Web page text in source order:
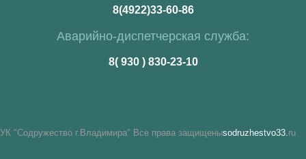
8(4922)33-60-86
Аварийно-диспетчерская служба:
8( 930 ) 830-23-10
УК "Содружество г.Владимира" Все права защищеныsodruzhestvo33.ru